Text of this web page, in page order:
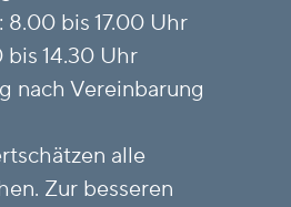
8.00 bis 17.00 Uhr
bis 14.30 Uhr
nach Vereinbarung
alle
Zur besseren